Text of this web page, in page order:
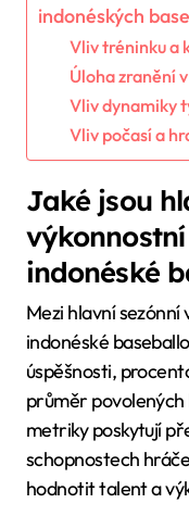
indonéských
Vliv tréninku a
Úloha zranění
Vliv dynamiky
Vliv počasí a
Jaké jsou
indonéské
Mezi hlavní
indonéské
úspěšnosti,
průměr
metriky poskytují
schopnostech
hodnotit talent a